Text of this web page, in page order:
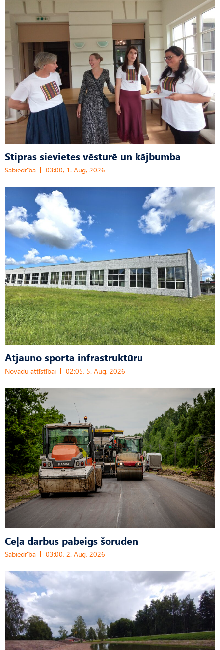
Stipras sievietes vēsturē un kājbumba
Sabiedrība 03:00, 1. Aug, 2026
Atjauno sporta infrastruktūru
Novadu attīstībai 02:05, 5. Aug, 2026
Ceļa darbus pabeigs šoruden
Sabiedrība 03:00, 2. Aug, 2026